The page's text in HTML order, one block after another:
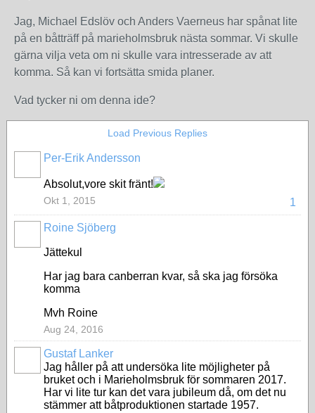
Jag, Michael Edslöv och Anders Vaerneus har spånat lite
på en båtträff på marieholmsbruk nästa sommar. Vi skulle
gärna vilja veta om ni skulle vara intresserade av att
komma. Så kan vi fortsätta smida planer.
Vad tycker ni om denna ide?
Load Previous Replies
Per-Erik Andersson
Absolut,vore skit fränt!
1
Okt 1, 2015
Roine Sjöberg
Jättekul
Har jag bara canberran kvar, så ska jag försöka
komma
Mvh Roine
Aug 24, 2016
Gustaf Lanker
Jag håller på att undersöka lite möjligheter på
bruket och i Marieholmsbruk för sommaren 2017.
Har vi lite tur kan det vara jubileum då, om det nu
stämmer att båtproduktionen startade 1957.